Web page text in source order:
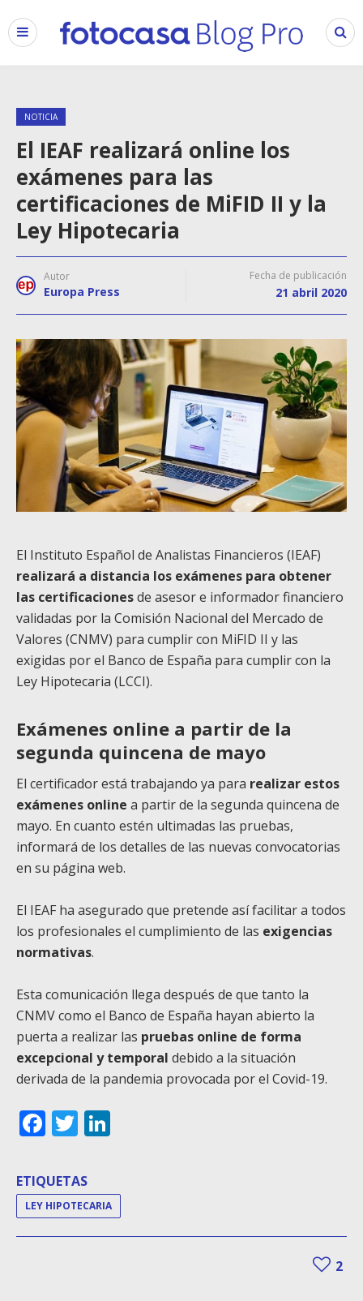
NOTICIA
El IEAF realizará online los
exámenes para las
certificaciones de MiFID II y la
Ley Hipotecaria
Autor
Europa Press
Fecha de publicación
21 abril 2020
El Instituto Español de Analistas Financieros (IEAF)
realizará a distancia los exámenes para obtener
las certificacionesde asesor e informador financiero
validadas por la Comisión Nacional del Mercado de
Valores (CNMV) para cumplir con MiFID II y las
exigidas por el Banco de España para cumplir con la
Ley Hipotecaria (LCCI).
Exámenes online a partir de la
segunda quincena de mayo
El certificador está trabajando ya para realizar estos
exámenes online a partir de la segunda quincena de
mayo. En cuanto estén ultimadas las pruebas,
informará de los detalles de las nuevas convocatorias
en su página web.
El IEAF ha asegurado que pretende así facilitar a todos
los profesionales el cumplimiento de las exigencias
normativas.
Esta comunicación llega después de que tanto la
CNMV como el Banco de España hayan abierto la
puerta a realizar las pruebas online de forma
excepcional y temporal debido a la situación
derivada de la pandemia provocada por el Covid-19.
Facebook
Twitter
ETIQUETAS
LEY HIPOTECARIA
2